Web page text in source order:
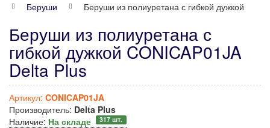
Беруши
Беруши из полиуретана с гибкой дужкой
Беруши из полиуретана с
гибкой дужкой CONICAP01JA
Delta Plus
Артикул: CONICAP01JA
Производитель: Delta Plus
Наличие: На складе 317 шт.